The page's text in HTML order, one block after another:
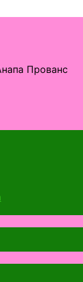
Прованс